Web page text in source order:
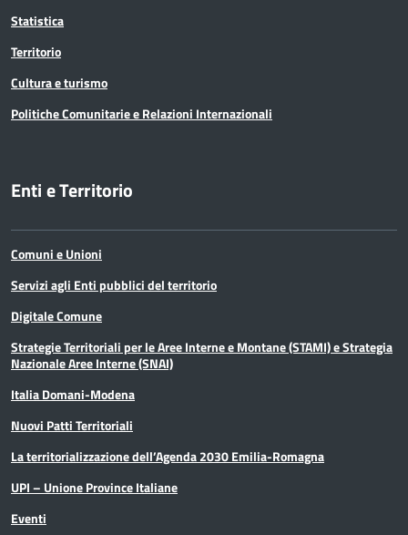
Statistica
Territorio
Cultura e turismo
Politiche Comunitarie e Relazioni Internazionali
Enti e Territorio
Comuni e Unioni
Servizi agli Enti pubblici del territorio
Digitale Comune
Strategie Territoriali per le Aree Interne e Montane (STAMI) e Strategia
Nazionale Aree Interne (SNAI)
Italia Domani-Modena
Nuovi Patti Territoriali
La territorializzazione dell’Agenda 2030 Emilia-Romagna
UPI – Unione Province Italiane
Eventi